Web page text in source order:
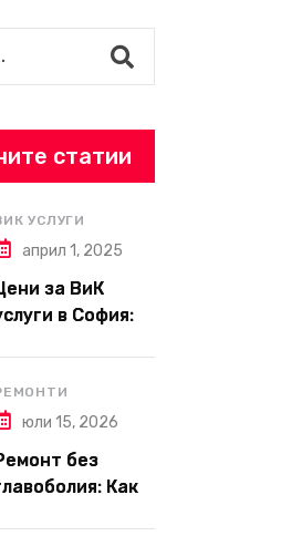
статии
УСЛУГИ
април 1, 2025
за ВиК
в София:
г.?
юли 15, 2026
без
Как